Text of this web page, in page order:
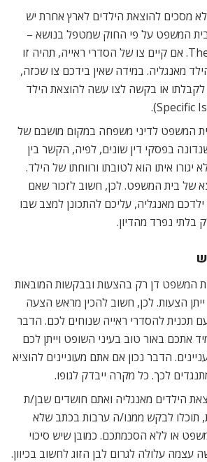
מסכים להוצאת הילדים לארץ אחרת יש
המשפט על פי החוק שמטפל בנושא –
The Children Act 1989. אם קיים צו של הסדרי ראייה, תהיה זו
מאנגליה. במידה שאין בידכם צו שכזה,
או בקשה לצו עשה להוצאת הילד
המשפט לדיני משפחה במקום מושבם של
בפסקי דין שונים, לפיה, הקשר בין
יגורו איתו הוא לטובתו ורווחתו של הילד.
של בית המשפט. לכן, חשוב לזכור שאם
מאנגליה, עליכם להתכונן למצב שבו
בלתי נפרד מהדיון.
המשפט דן רק בהצעות ובבקשות המובאות
הצעות. לכן, חשוב להכין מראש הצעה
תכנית להסדרי ראייה שנוחים לכם. הדבר
אתכם באור טוב בעיני השופט וייתן לכם
הדבר נכון אם אתם מעוניינים להוציא
לכך. כל מקרה ייבדק לגופו.
הילדים מאנגליה ואתם חושדים שבן/ת
תוכלו לבקש ממנו/ה ערבות בכתב שלא
או ללא הסכמתכם. כמובן שיש סיכוי
עלולה לגרום לבן הזוג לחשוב בכיוון.